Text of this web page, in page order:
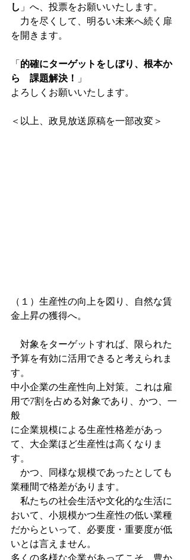
し 」へ、投票をお願いいたします。
力を尽くして、明るい未来へ続く扉
を開きます。
「的確にターゲットをしぼり、根本か
ら　課題解決！ 」
よろしくお願いいたします。
＜以上、政見放送原稿を一部改変＞
（１）生産性の向上を図り、自然な賃
金上昇の獲得へ。
対象をターゲットすれば、限られた
予算を有効に活用できると考えられま
す。
中小企業の生産性向上対策。これは雇
用で7割を占める対象であり、かつ、一
般
に企業規模による生産性格差があっ
て、大企業ほど生産性は高くなりま
す。
かつ、同様な規模であったとしても
業種間で格差があります。
私たちの社会生活や文化的な生活に
おいて、小規模かつ生産性の低い業種
だからといって、必要度・重要度が低
いとは言えません。
多くの多様な企業があってこそ、豊か